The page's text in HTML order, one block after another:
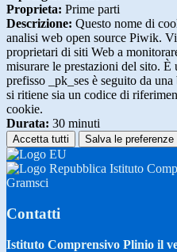
Proprieta: Prime parti
Descrizione: Questo nome di
analisi web open source Piwik.
proprietari di siti Web a
misurare le prestazioni del sito.
prefisso _pk_ses è seguito da
si ritiene sia un codice di
cookie.
Durata: 30 minuti
Accetta tutti Salva le preferenze
Istituto
Gramsci
Contatti
Istituto Comprensivo Plinio il